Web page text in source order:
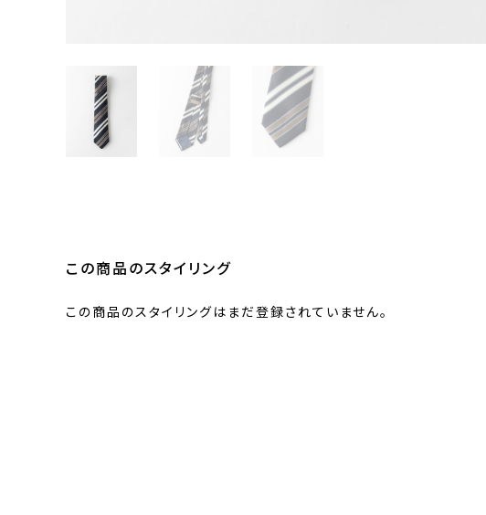
この商品のスタイリング
この商品のスタイリングはまだ登録されていません。